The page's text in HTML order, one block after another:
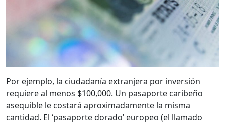
Por ejemplo, la ciudadanía extranjera por inversión
requiere al menos $100,000. Un pasaporte caribeño
asequible le costará aproximadamente la misma
cantidad. El ‘pasaporte dorado’ europeo (el llamado